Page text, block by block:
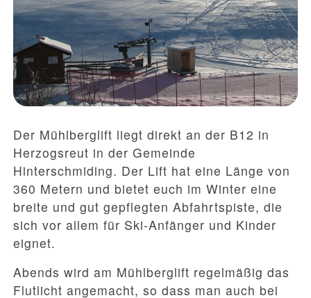
Der Mühlberglift liegt direkt an der B12 in
Herzogsreut in der Gemeinde
Hinterschmiding. Der Lift hat eine Länge von
360 Metern und bietet euch im Winter eine
breite und gut gepflegten Abfahrtspiste, die
sich vor allem für Ski-Anfänger und Kinder
eignet.
Abends wird am Mühlberglift regelmäßig das
Flutlicht angemacht, so dass man auch bei